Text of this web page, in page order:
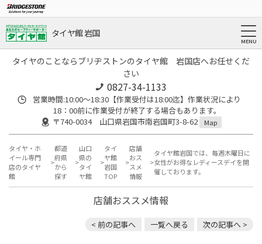
タイヤ館 岩国
タイヤのことならブリヂストンのタイヤ館 岩国店へお任せくだ
さい
0827-34-1133
営業時間:10:00〜18:30【作業受付は18:00迄】作業状況により
18：00前に作業受付が終了する場合もあります。
〒740-0034 山口県岩国市南岩国町3-8-62
Map
タイヤ・ホ
イール専門
店のタイヤ
館
都道
府県
から
探す
山口
県の
タイ
ヤ館
タイ
ヤ館
岩国
TOP
店舗
おス
スメ
情報
タイヤ館岩国では、毎週木曜日に
女性がお得なレディースデイを開
催しております。
店舗おススメ情報
< 前の記事へ 一覧へ戻る 次の記事へ >